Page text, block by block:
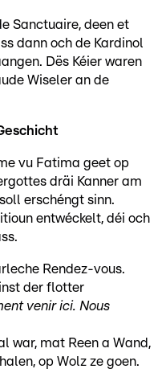
Sanctuaire, deen et
dann och de Kardinol
Dës Kéier waren
Wiseler an de
vu Fatima geet op
dräi Kanner am
erschéngt sinn.
entwéckelt, déi och
Rendez-vous.
der flotter
venir ici. Nous
war, mat Reen a Wand,
op Wolz ze goen.